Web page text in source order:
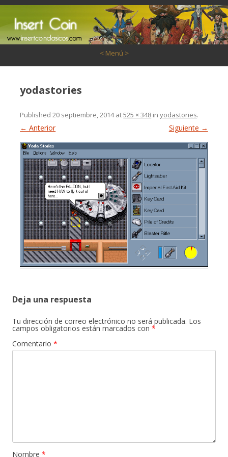
< Menú >
yodastories
Published20 septiembre, 2014at525 × 348 inyodastories.
← Anterior Siguiente →
Deja una respuesta
Tu dirección de correo electrónico no será publicada. Los
campos obligatorios están marcados con *
Comentario *
Nombre *